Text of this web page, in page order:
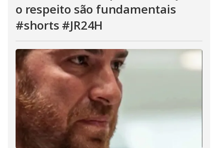
o respeito são fundamentais
#shorts #JR24H